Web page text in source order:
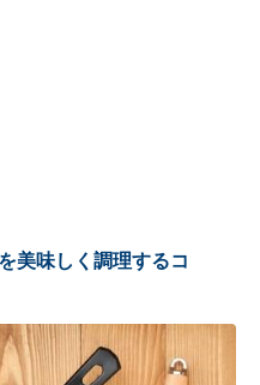
美味しく調理するコ